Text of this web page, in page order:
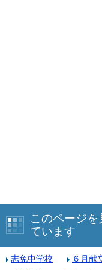
このページ
ています
志免中学校
６月献